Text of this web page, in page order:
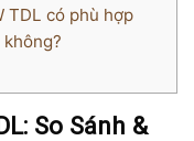
TDL có phù hợp
So Sánh &